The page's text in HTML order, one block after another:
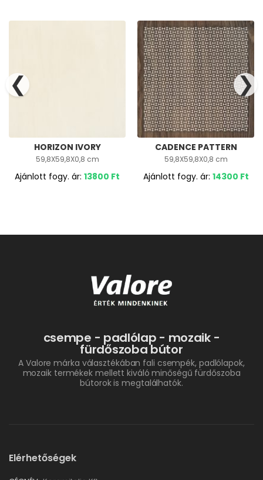
HORIZON IVORY
59,8X59,8X0,8 cm
Ajánlott fogy. ár: 13800 Ft
CADENCE PATTERN
59,8X59,8X0,8 cm
Ajánlott fogy. ár: 14300 Ft
❮ ❯
csempe - padlólap - mozaik -
fürdőszoba bútor
A Valore márka választékában fali csempék, padlólapok,
mozaik termékek mellett kiváló minőségű fürdőszoba
bútorok is megtalálhatók.
Elérhetőségek